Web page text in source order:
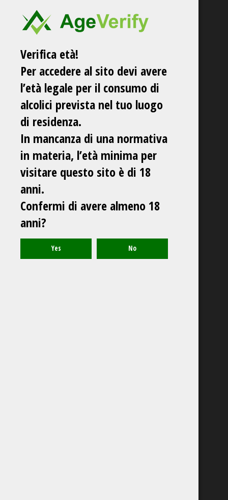
Verifica età!
Per accedere al sito devi avere
l’età legale per il consumo di
alcolici prevista nel tuo luogo
di residenza.
In mancanza di una normativa
in materia, l’età minima per
visitare questo sito è di 18
anni.
Confermi di avere almeno 18
anni?